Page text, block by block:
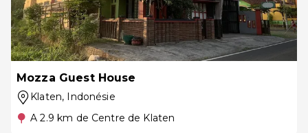
Mozza Guest House
Klaten, Indonésie
A 2.9 km de Centre de Klaten